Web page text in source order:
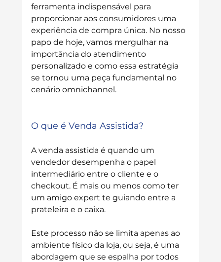
ferramenta indispensável para
proporcionar aos consumidores uma
experiência de compra única. No nosso
papo de hoje, vamos mergulhar na
importância do atendimento
personalizado e como essa estratégia
se tornou uma peça fundamental no
cenário omnichannel.
O que é Venda Assistida?
A venda assistida é quando um
vendedor desempenha o papel
intermediário entre o cliente e o
checkout. É mais ou menos como ter
um amigo expert te guiando entre a
prateleira e o caixa.
Este processo não se limita apenas ao
ambiente físico da loja, ou seja, é uma
abordagem que se espalha por todos